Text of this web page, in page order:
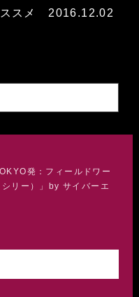
ススメ 2016.12.02
発：フィールドワー
リー）」by サイバーエ